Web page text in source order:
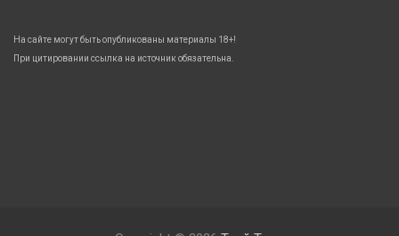
На сайте могут быть опубликованы материалы 18+!
При цитировании ссылка на источник обязательна.